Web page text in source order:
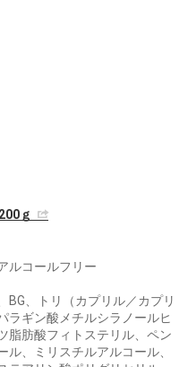
ｇ
ルコールフリー
BG、トリ（カプリル／カプリ
ラギン酸メチルシラノールヒ
脂肪酸フィトステリル、ペン
、ミリスチルアルコール、